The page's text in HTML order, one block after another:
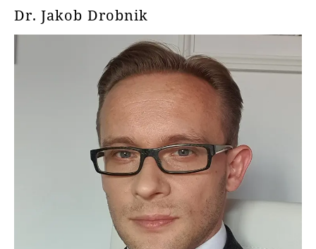
Dr. Jakob Drobnik